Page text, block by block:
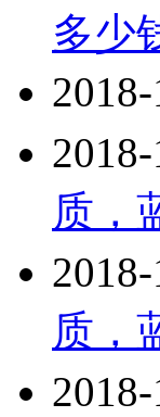
多少
质，
质，